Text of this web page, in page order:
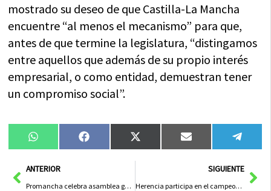
mostrado su deseo de que Castilla-La Mancha
encuentre “al menos el mecanismo” para que,
antes de que termine la legislatura, “distingamos
entre aquellos que además de su propio interés
empresarial, o como entidad, demuestran tener
un compromiso social”.
Compartir
en
WhatsAppCompartir
en
FacebookCompartir
en
X
(Twitter)
Compartir
en
Email
en
AntANTERIOR
Promancha celebra asamblea general para aprobar la Estrategia de desarrollo comarcal del programa 2014-2020
SIGUIENTE
Herencia participa en el campeonato provincial de Gimnasia Rítmica